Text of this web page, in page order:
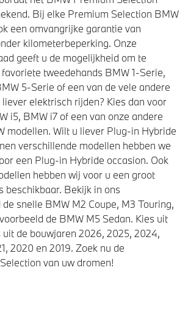
elektrisch inklapbaar
geintegreerd in binnenspiegel
voor en achter
Professional
onderstel
Enhancement
Bij elke Premium Selection BMW
een omvangrijke garantie van
kilometerbeperking. Onze
geeft u de mogelijkheid om te
tweedehands BMW 1-Serie,
5-Serie of een van de vele andere
elektrisch rijden? Kies dan voor
i5, BMW i7 of een van onze andere
modellen. Wilt u liever Plug-in Hybride
verschillende modellen hebben we
een Plug-in Hybride occasion. Ook
hebben wij voor u een groot
beschikbaar. Bekijk in ons
snelle BMW M2 Coupe, M3 Touring,
de BMW M5 Sedan. Kies uit
uit de bouwjaren 2026, 2025, 2024,
2020 en 2019. Zoek nu de
van uw dromen!